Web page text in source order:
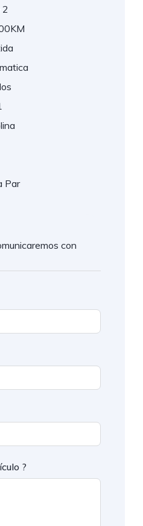
2
Par
con
?